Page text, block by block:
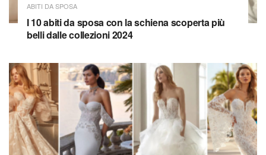
ABITI DA SPOSA
I 10 abiti da sposa con la schiena scoperta più
belli dalle collezioni 2024